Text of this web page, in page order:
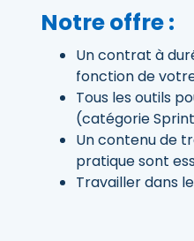
Notre offre :
Un contrat à
fonction de
Tous les outils
(catégorie
Un contenu de
pratique sont
Travailler dans